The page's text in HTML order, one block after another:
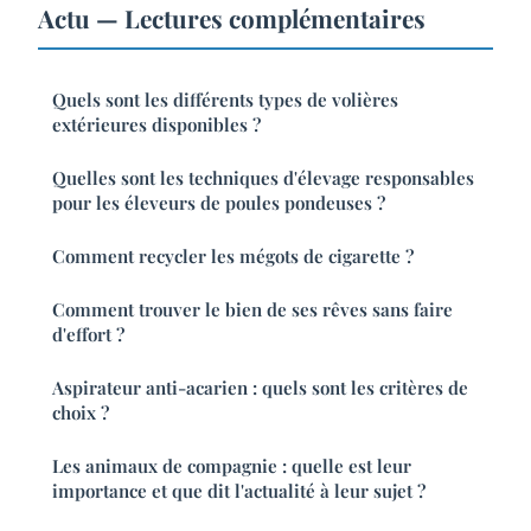
Actu — Lectures complémentaires
Quels sont les différents types de volières
extérieures disponibles ?
Quelles sont les techniques d'élevage responsables
pour les éleveurs de poules pondeuses ?
Comment recycler les mégots de cigarette ?
Comment trouver le bien de ses rêves sans faire
d'effort ?
Aspirateur anti-acarien : quels sont les critères de
choix ?
Les animaux de compagnie : quelle est leur
importance et que dit l'actualité à leur sujet ?